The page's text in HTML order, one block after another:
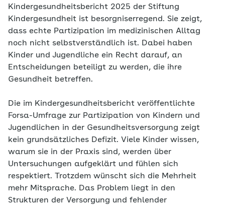
Kindergesundheitsbericht 2025 der Stiftung
Kindergesundheit ist besorgniserregend. Sie zeigt,
dass echte Partizipation im medizinischen Alltag
noch nicht selbstverständlich ist. Dabei haben
Kinder und Jugendliche ein Recht darauf, an
Entscheidungen beteiligt zu werden, die ihre
Gesundheit betreffen.
Die im Kindergesundheitsbericht veröffentlichte
Forsa-Umfrage zur Partizipation von Kindern und
Jugendlichen in der Gesundheitsversorgung zeigt
kein grundsätzliches Defizit. Viele Kinder wissen,
warum sie in der Praxis sind, werden über
Untersuchungen aufgeklärt und fühlen sich
respektiert. Trotzdem wünscht sich die Mehrheit
mehr Mitsprache. Das Problem liegt in den
Strukturen der Versorgung und fehlender